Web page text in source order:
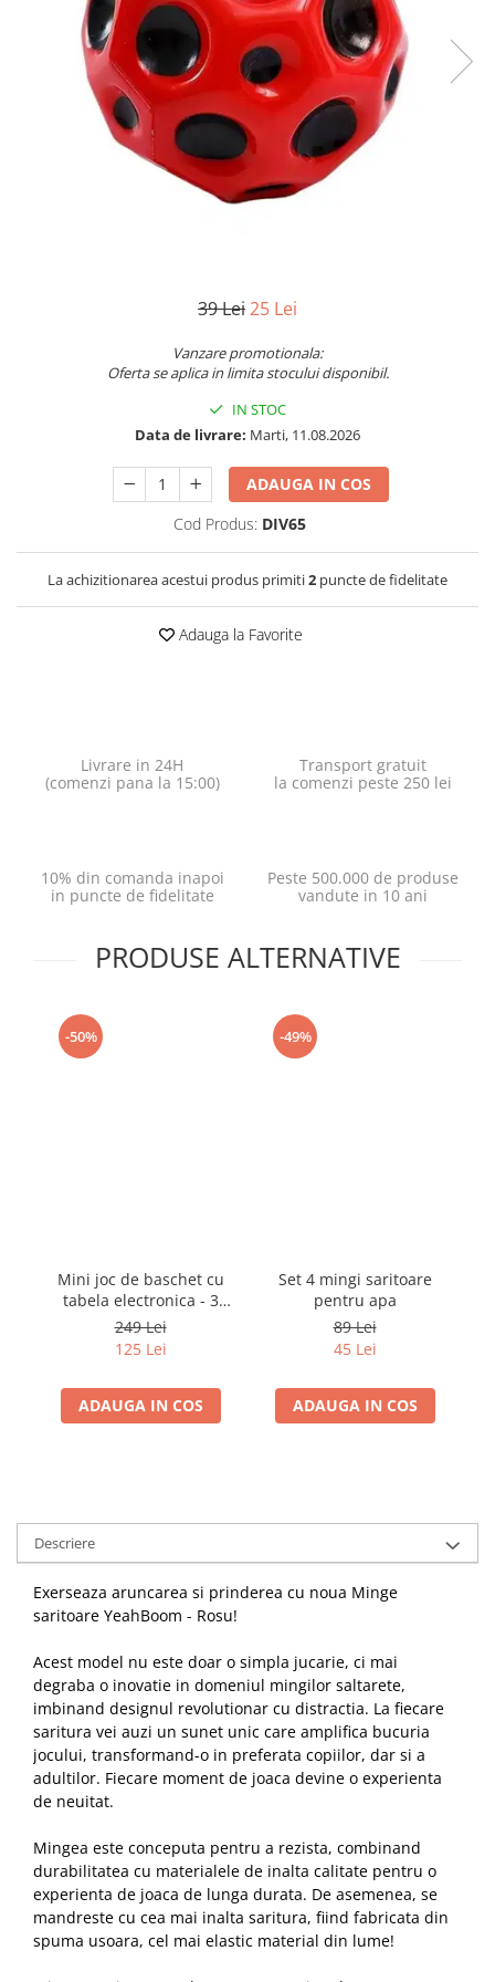
Jocuri pentru o persoana
Jocuri pentru 2 persoane
Game cunoscute
Carcassonne
Jocuri de masa
Jocuri de societate in limba
39 Lei25 Lei
Vanzare promotionala:
Oferta se aplica in limita stocului disponibil.
IN STOC
Data de livrare: Marti, 11.08.2026
ADAUGA IN COS
Cod Produs: DIV65
La achizitionarea acestui produs primiti2 puncte de fidelitate
Adauga la Favorite
Livrare in 24H
(comenzi pana la 15:00)
Transport gratuit
la comenzi peste 250 lei
10% din comanda inapoi
in puncte de fidelitate
Peste 500.000 de produse
vandute in 10 ani
PRODUSE ALTERNATIVE
-50%
Mini joc de baschet cu
tabela electronica - 3
mingi
249 Lei
125 Lei
ADAUGA IN COS
-49%
Set 4 mingi saritoare
pentru apa
89 Lei
45 Lei
ADAUGA IN COS
Descriere
Exerseaza aruncarea si prinderea cu noua Minge
saritoare YeahBoom - Rosu!
Acest model nu este doar o simpla jucarie, ci mai
degraba o inovatie in domeniul mingilor saltarete,
imbinand designul revolutionar cu distractia. La fiecare
saritura vei auzi un sunet unic care amplifica bucuria
jocului, transformand-o in preferata copiilor, dar si a
adultilor. Fiecare moment de joaca devine o experienta
de neuitat.
Mingea este conceputa pentru a rezista, combinand
durabilitatea cu materialele de inalta calitate pentru o
experienta de joaca de lunga durata. De asemenea, se
mandreste cu cea mai inalta saritura, fiind fabricata din
spuma usoara, cel mai elastic material din lume!